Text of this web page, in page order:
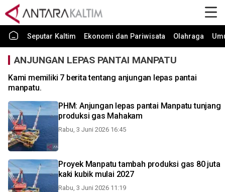
Seputar Kaltim Ekonomi dan Pariwisata Olahraga
ANJUNGAN LEPAS PANTAI MANPATU
Kami memiliki 7 berita tentang anjungan lepas pantai
manpatu.
PHM: Anjungan lepas pantai Manpatu tunjang
produksi gas Mahakam
Rabu, 3 Juni 2026 16:45
Proyek Manpatu tambah produksi gas 80 juta
kaki kubik mulai 2027
Rabu, 3 Juni 2026 11:19